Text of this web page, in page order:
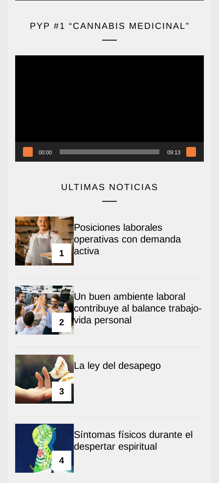
PYP #1 “CANNABIS MEDICINAL”
00:00 09:13
ULTIMAS NOTICIAS
1
Posiciones laborales
operativas con demanda
activa
2
Un buen ambiente laboral
contribuye al balance trabajo-
vida personal
3
La ley del desapego
4
Síntomas físicos durante el
despertar espiritual